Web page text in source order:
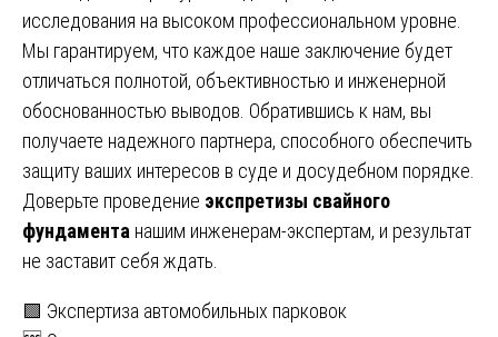
исследования на высоком профессиональном уровне.
Мы гарантируем, что каждое наше заключение будет
отличаться полнотой, объективностью и инженерной
обоснованностью выводов. Обратившись к нам, вы
получаете надежного партнера, способного обеспечить
защиту ваших интересов в суде и досудебном порядке.
Доверьте проведение экспретизы свайного
фундамента нашим инженерам-экспертам, и результат
не заставит себя ждать.
Навигация
🟩 Экспертиза автомобильных парковок